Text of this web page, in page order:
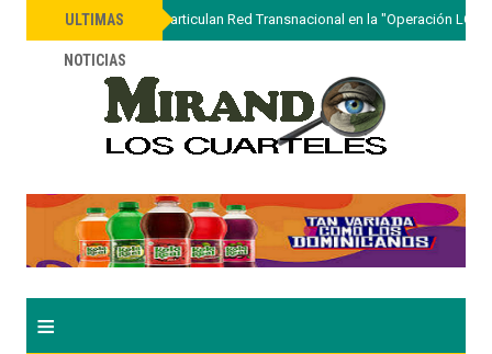
ULTIMAS
NOTICIAS
Autoridades desarticulan Red Transnacional en la "Operación
≡